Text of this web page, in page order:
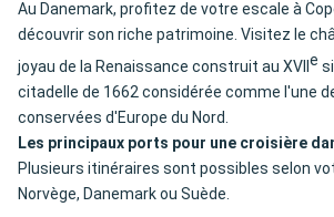
Au Danemark, profitez de votre escale à
découvrir son riche patrimoine. Visitez le
joyau de la Renaissance construit au XVII e
citadelle de 1662 considérée comme l'une
conservées d'Europe du Nord.
Les principaux ports pour une croisière
Plusieurs itinéraires sont possibles selon
Norvège, Danemark ou Suède.